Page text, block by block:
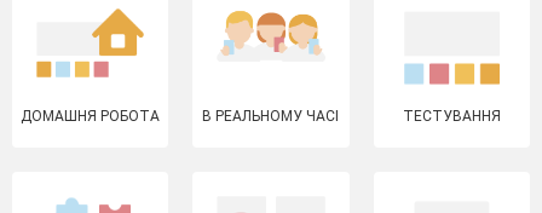
ДОМАШНЯ РОБОТА В РЕАЛЬНОМУ ЧАСІ ТЕСТУВАННЯ